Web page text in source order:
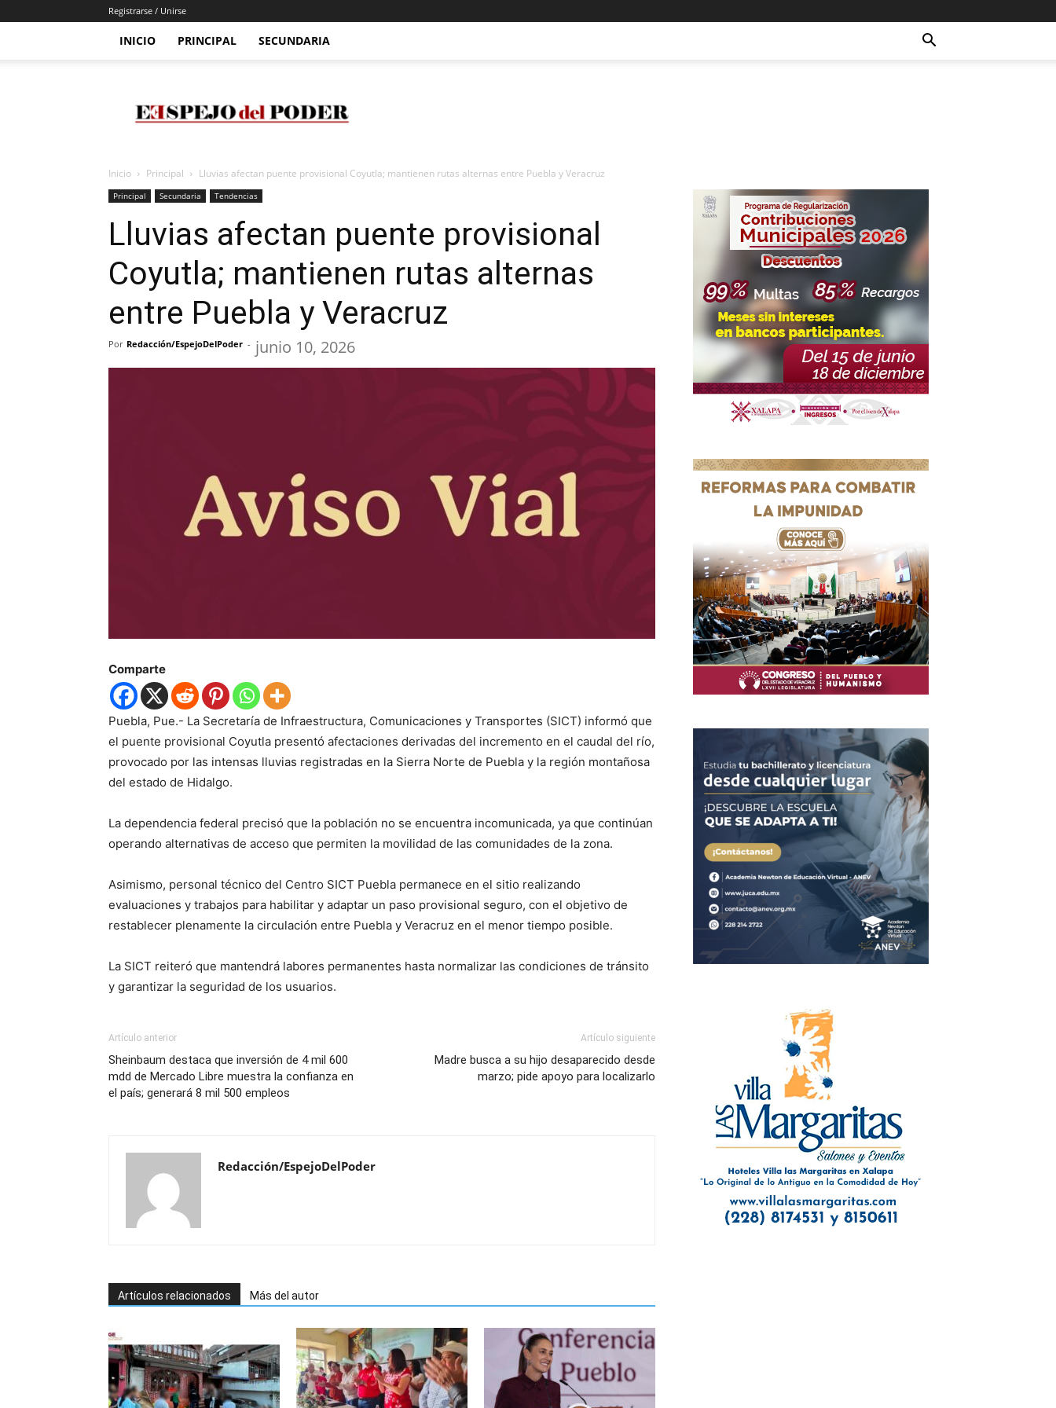
Registrarse / Unirse
INICIO PRINCIPAL SECUNDARIA
Del
Poder
Inicio Principal Lluvias afectan puente provisional Coyutla; mantienen rutas alternas entre Puebla y Veracruz
Principal Secundaria Tendencias
Lluvias afectan puente provisional
Coyutla; mantienen rutas alternas
entre Puebla y Veracruz
Por Redacción/EspejoDelPoder - junio 10, 2026
Comparte
Puebla, Pue.- La Secretaría de Infraestructura, Comunicaciones y Transportes (SICT) informó que
el puente provisional Coyutla presentó afectaciones derivadas del incremento en el caudal del río,
provocado por las intensas lluvias registradas en la Sierra Norte de Puebla y la región montañosa
del estado de Hidalgo.
La dependencia federal precisó que la población no se encuentra incomunicada, ya que continúan
operando alternativas de acceso que permiten la movilidad de las comunidades de la zona.
Asimismo, personal técnico del Centro SICT Puebla permanece en el sitio realizando
evaluaciones y trabajos para habilitar y adaptar un paso provisional seguro, con el objetivo de
restablecer plenamente la circulación entre Puebla y Veracruz en el menor tiempo posible.
La SICT reiteró que mantendrá labores permanentes hasta normalizar las condiciones de tránsito
y garantizar la seguridad de los usuarios.
Artículo anterior
Sheinbaum destaca que inversión de 4 mil 600
mdd de Mercado Libre muestra la confianza en
el país; generará 8 mil 500 empleos
Artículo siguiente
Madre busca a su hijo desaparecido desde
marzo; pide apoyo para localizarlo
Redacción/EspejoDelPoder
Artículos relacionados Más del autor